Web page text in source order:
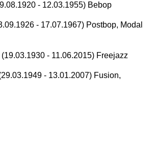
- 12.03.1955) Bebop
- 17.07.1967) Postbop, Modal
(19.03.1930 - 11.06.2015) Freejazz
- 13.01.2007) Fusion,